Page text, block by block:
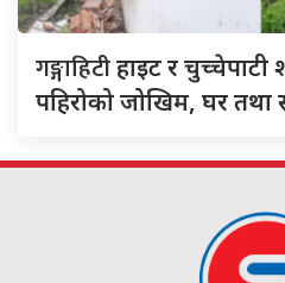
गङ्गाहिटीहाइट र चुच्चेपाटी
पहिरोको जोखिम, घर